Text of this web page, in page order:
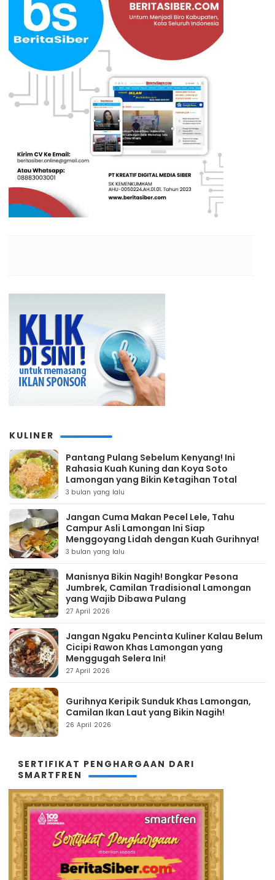
KULINER
Pantang Pulang Sebelum Kenyang! Ini
Rahasia Kuah Kuning dan Koya Soto
Lamongan yang Bikin Ketagihan Total
3 bulan yang lalu
Jangan Cuma Makan Pecel Lele, Tahu
Campur Asli Lamongan Ini Siap
Menggoyang Lidah dengan Kuah Gurihnya!
3 bulan yang lalu
Manisnya Bikin Nagih! Bongkar Pesona
Jumbrek, Camilan Tradisional Lamongan
yang Wajib Dibawa Pulang
27 April 2026
Jangan Ngaku Pencinta Kuliner Kalau Belum
Cicipi Rawon Khas Lamongan yang
Menggugah Selera Ini!
27 April 2026
Gurihnya Keripik Sunduk Khas Lamongan,
Camilan Ikan Laut yang Bikin Nagih!
26 April 2026
SERTIFIKAT PENGHARGAAN DARI
SMARTFREN